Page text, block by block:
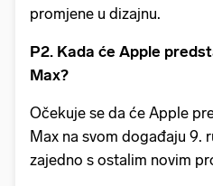
promjene u dizajnu.
P2. Kada će Apple
Max?
Očekuje se da će Apple
Max na svom događaju 9.
zajedno s ostalim novim